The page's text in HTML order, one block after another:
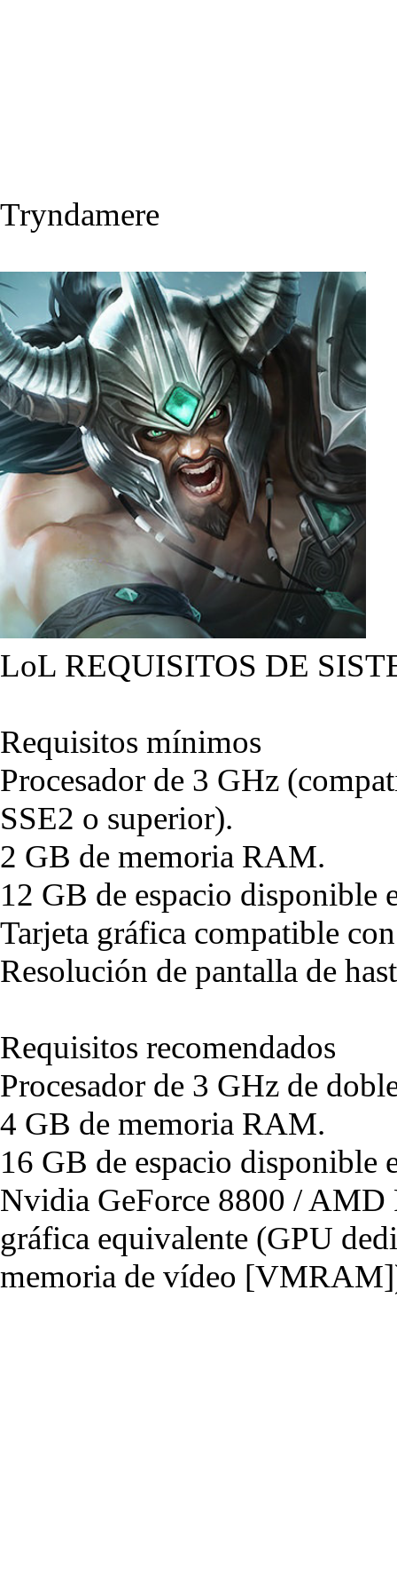
Tryndamere
LoL REQUISITOS DE
Requisitos mínimos
Procesador de 3 GHz
SSE2 o superior).
2 GB de memoria RAM.
12 GB de espacio disponible
Tarjeta gráfica compatible
Resolución de pantalla de
Requisitos recomendados
Procesador de 3 GHz de
4 GB de memoria RAM.
16 GB de espacio disponible
Nvidia GeForce 8800 / AMD
gráfica equivalente (GPU
memoria de vídeo